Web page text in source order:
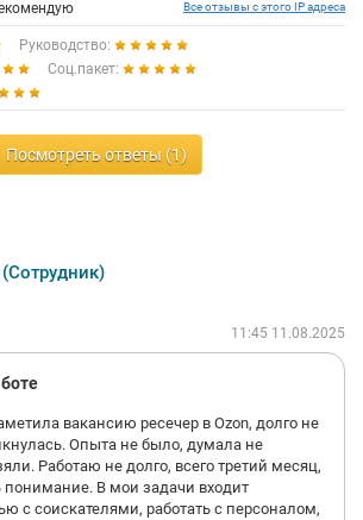
Все отзывы с этого IP адреса
Руководство:
Соц.пакет:
Посмотреть ответы (1)
11:45 11.08.2025
вакансию ресечер в Ozon, долго не
Опыта не было, думала не
Работаю не долго, всего третий месяц,
В мои задачи входит
с соискателями, работать с персоналом,